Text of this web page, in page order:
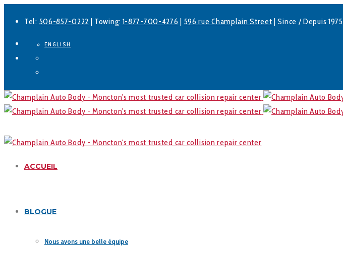
Tel: 506-857-0222 | Towing: 1-877-700-4276 | 596 rue Champlain Street | Since / Depuis 1975
ENGLISH
ACCUEIL
BLOGUE
Nous avons une belle équipe